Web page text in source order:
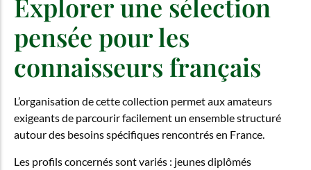
Explorer une sélection
pensée pour les
connaisseurs français
L’organisation de cette collection permet aux amateurs
exigeants de parcourir facilement un ensemble structuré
autour des besoins spécifiques rencontrés en France.
Les profils concernés sont variés : jeunes diplômés